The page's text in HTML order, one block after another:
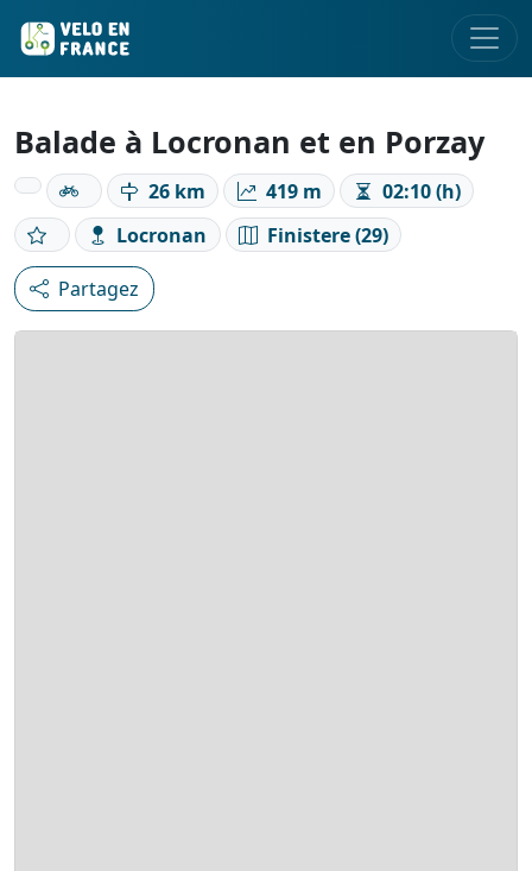
Balade à Locronan et en Porzay
26 km 419 m
02:10 (h)
Locronan
Finistere (29)
Partagez